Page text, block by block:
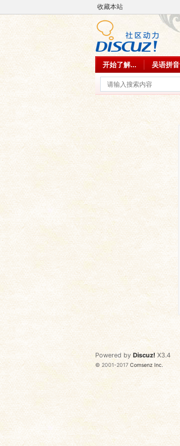
收藏本站
开始了解... 吴语拼音
Powered by Discuz! X3.4
© 2001-2017Comsenz Inc.